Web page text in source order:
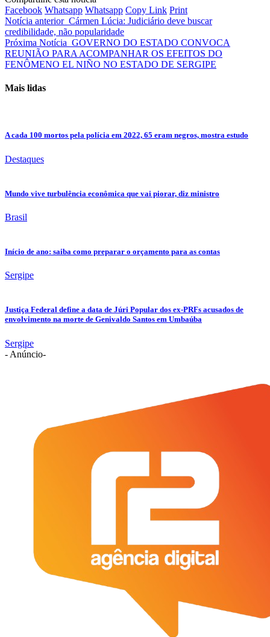
Facebook Whatsapp Whatsapp Copy Link Print
Notícia anterior Cármen Lúcia: Judiciário deve buscar
credibilidade, não popularidade
Próxima Notícia GOVERNO DO ESTADO CONVOCA
REUNIÃO PARA ACOMPANHAR OS EFEITOS DO
FENÔMENO EL NIÑO NO ESTADO DE SERGIPE
Mais lidas
A cada 100 mortos pela polícia em 2022, 65 eram negros, mostra estudo
Destaques
Mundo vive turbulência econômica que vai piorar, diz ministro
Brasil
Início de ano: saiba como preparar o orçamento para as contas
Sergipe
Justiça Federal define a data de Júri Popular dos ex-PRFs acusados de
envolvimento na morte de Genivaldo Santos em Umbaúba
Sergipe
- Anúncio-